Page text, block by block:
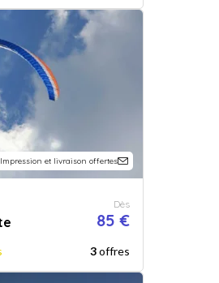
Impression et livraison offertes
Dès
85 €
3offres